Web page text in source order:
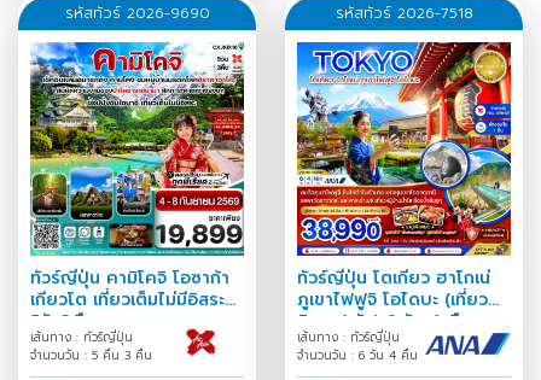
รหัสทัวร์ 2026-9690
ทัวร์ญี่ปุ่น คามิโคจิ โอซาก้า
เกียวโต เที่ยวเต็มไม่มีอิสระ
5วัน3คืน
เส้นทาง : ทัวร์ญี่ปุ่น
จำนวนวัน : 5 คืน 3 คืน
รหัสทัวร์ 2026-7518
ทัวร์ญี่ปุ่น โตเกียว ฮาโกเน่
ภูเขาไฟฟูจิ โอไดบะ (เที่ยว
อิสระ 1 วัน) 6 วัน 4 คืน
เส้นทาง : ทัวร์ญี่ปุ่น
จำนวนวัน : 6 วัน 4 คืน